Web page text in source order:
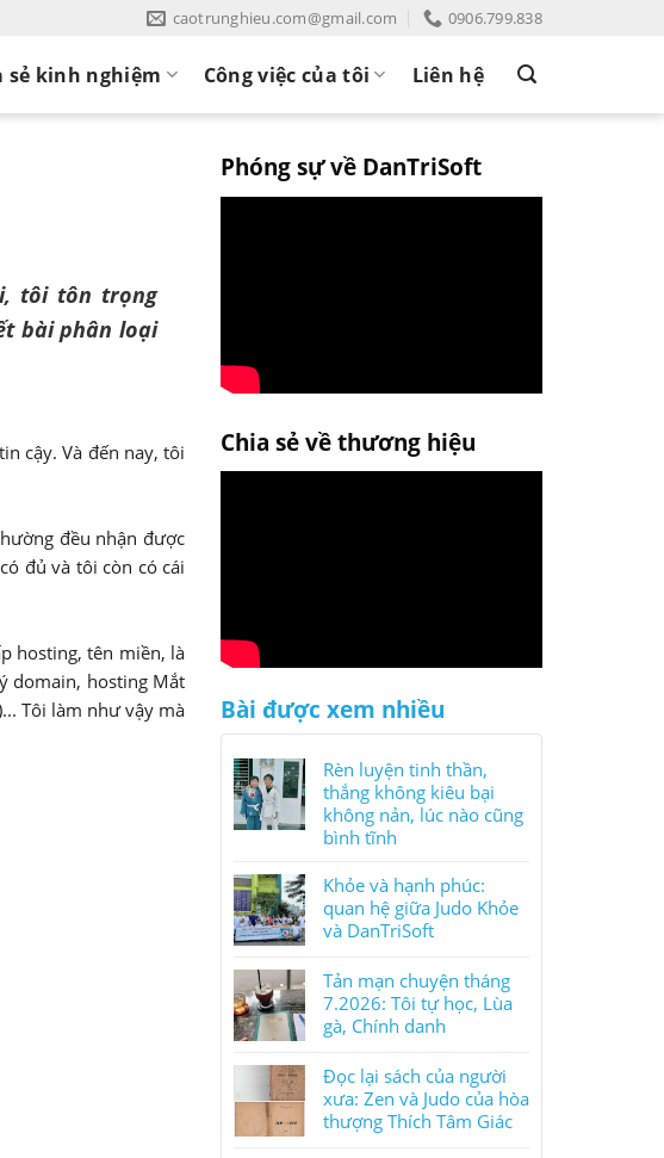
caotrunghieu.com@gmail.com 0906.799.838
sẻ kinh nghiệm Công việc của tôi Liên hệ
tôi tôn trọng
bài phân loại
cậy. Và đến nay, tôi
đều nhận được
đủ và tôi còn có cái
hosting, tên miền, là
domain, hosting Mắt
Tôi làm như vậy mà
Phóng sự về DanTriSoft
Chia sẻ về thương hiệu
Bài được xem nhiều
Rèn luyện tinh thần,
thắng không kiêu bại
không nản, lúc nào cũng
bình tĩnh
Khỏe và hạnh phúc:
quan hệ giữa Judo Khỏe
và DanTriSoft
Tản mạn chuyện tháng
7.2026: Tôi tự học, Lùa
gà, Chính danh
Đọc lại sách của người
xưa: Zen và Judo của hòa
thượng Thích Tâm Giác